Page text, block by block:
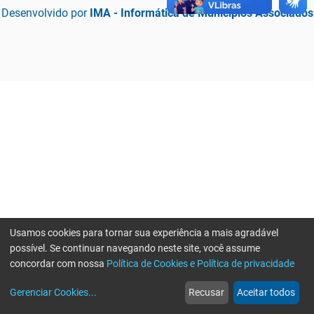
Desenvolvido por IMA - Informática de Municípios Associados
web
Notícias
more_horiz
Mais
Usamos cookies para tornar sua experiência a mais agradável
possível. Se continuar navegando neste site, você assume
concordar com nossa Política de Cookies e Política de privacidade
Gerenciar Cookies... Recusar Aceitar todos
Erro ao enviar informações, por favor tente novamente